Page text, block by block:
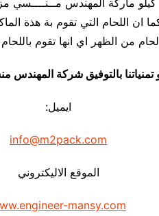
موديل 903 حتي واحد كيلو ماركة
من الظهر اي انها تقوم
و تمنياتنا بالتوفيق شركة
ايميل:
info@m2pack.com
الموقع الاليكتروني
mansy.com